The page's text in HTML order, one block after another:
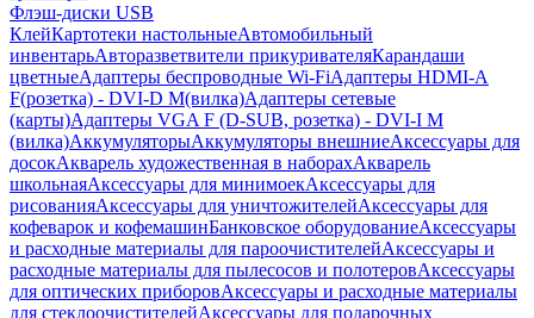
Флэш-диски USB
КлейКартотеки настольныеАвтомобильный
инвентарьАвторазветвители прикуривателяКарандаши
цветныеАдаптеры беспроводные Wi-FiАдаптеры HDMI-A
F(розетка) - DVI-D M(вилка)Адаптеры сетевые
(карты)Адаптеры VGA F (D-SUB, розетка) - DVI-I M
(вилка)АккумуляторыАккумуляторы внешниеАксессуары для
досокАкварель художественная в наборахАкварель
школьнаяАксессуары для минимоекАксессуары для
рисованияАксессуары для уничтожителейАксессуары для
кофеварок и кофемашинБанковское оборудованиеАксессуары
и расходные материалы для пароочистителейАксессуары и
расходные материалы для пылесосов и полотеровАксессуары
для оптических приборовАксессуары и расходные материалы
для стеклоочистителейАксессуары для подарочных